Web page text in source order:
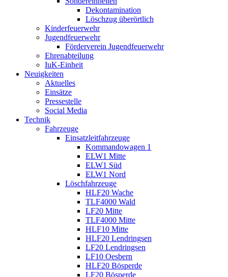
Dekontamination
Löschzug überörtlich
Kinderfeuerwehr
Jugendfeuerwehr
Förderverein Jugendfeuerwehr
Ehrenabteilung
IuK-Einheit
Neuigkeiten
Aktuelles
Einsätze
Pressestelle
Social Media
Technik
Fahrzeuge
Einsatzleitfahrzeuge
Kommandowagen 1
ELW1 Mitte
ELW1 Süd
ELW1 Nord
Löschfahrzeuge
HLF20 Wache
TLF4000 Wald
LF20 Mitte
TLF4000 Mitte
HLF10 Mitte
HLF20 Lendringsen
LF20 Lendringsen
LF10 Oesbern
HLF20 Bösperde
LF20 Bösperde